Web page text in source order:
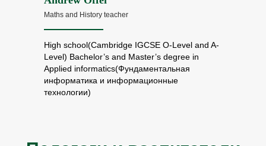
Maths and History teacher
High school(Cambridge IGCSE O-Level and A-
Level) Bachelor’s and Master’s degree in
Applied informatics(Фундаментальная
информатика и информационные
технологии)